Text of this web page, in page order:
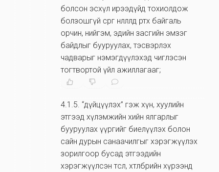
болсон эсхүл ирээдүйд тохиолдож
болзошгүй сөрөг нөлөөлөлд өртөх байгаль
орчин, нийгэм, эдийн засгийн эмзэг
байдлыг бууруулах, тэсвэрлэх
чадварыг нэмэгдүүлэхэд чиглэсэн
тогтвортой үйл ажиллагааг;
4.1.5. “дүйцүүлэх” гэж хүн, хуулийн
этгээд хүлэмжийн хийн ялгарлыг
бууруулах үүргийг биелүүлэх болон
сайн дурын санаачилгыг хэрэгжүүлэх
зорилгоор бусад этгээдийн
хэрэгжүүлсэн төсөл, хөтөлбөрийн хүрээнд